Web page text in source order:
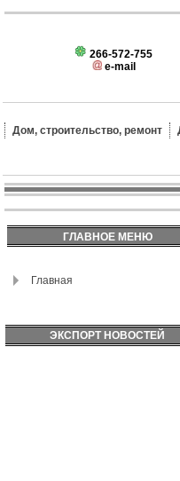
266-572-755
e-mail
Дом, строительство, ремонт
ГЛАВНОЕ МЕНЮ
Главная
ЭКСПОРТ НОВОСТЕЙ